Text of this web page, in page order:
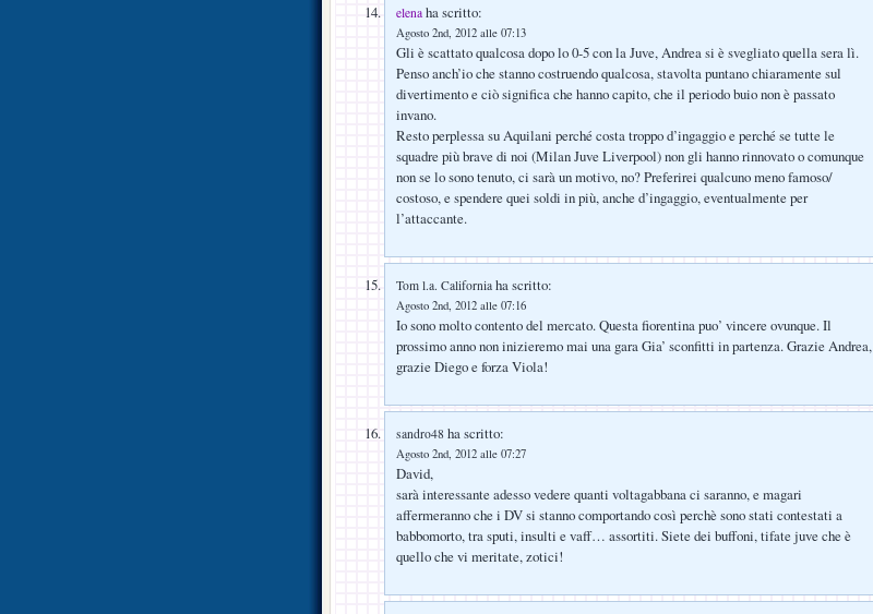
elena ha scritto:
Agosto 2nd, 2012 alle 07:13
Gli è scattato qualcosa dopo lo 0-5 con la Juve, Andrea si è svegliato quella sera lì.
Penso anch’io che stanno costruendo qualcosa, stavolta puntano chiaramente sul
divertimento e ciò significa che hanno capito, che il periodo buio non è passato
invano.
Resto perplessa su Aquilani perché costa troppo d’ingaggio e perché se tutte le
squadre più brave di noi (Milan Juve Liverpool) non gli hanno rinnovato o comunque
non se lo sono tenuto, ci sarà un motivo, no? Preferirei qualcuno meno famoso/
costoso, e spendere quei soldi in più, anche d’ingaggio, eventualmente per
l’attaccante.
Tom l.a. California ha scritto:
Agosto 2nd, 2012 alle 07:16
Io sono molto contento del mercato. Questa fiorentina puo’ vincere ovunque. Il
prossimo anno non inizieremo mai una gara Gia’ sconfitti in partenza. Grazie Andrea,
grazie Diego e forza Viola!
sandro48 ha scritto:
Agosto 2nd, 2012 alle 07:27
David,
sarà interessante adesso vedere quanti voltagabbana ci saranno, e magari
affermeranno che i DV si stanno comportando così perchè sono stati contestati a
babbomorto, tra sputi, insulti e vaff… assortiti. Siete dei buffoni, tifate juve che è
quello che vi meritate, zotici!